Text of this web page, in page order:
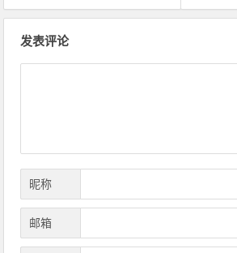
发表评论
昵称
邮箱